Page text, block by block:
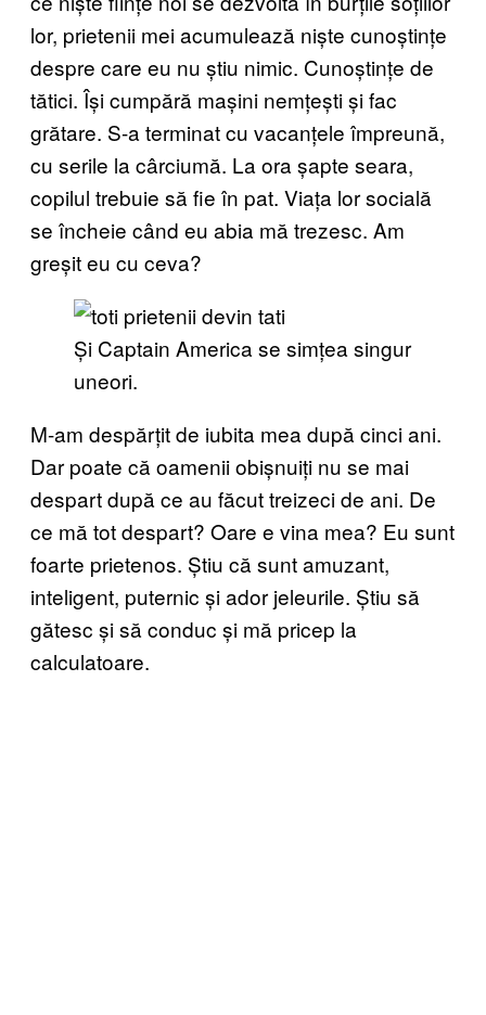
lor, prietenii mei acumulează niște cunoștințe
despre care eu nu știu nimic. Cunoștințe de
tătici. Își cumpără mașini nemțești și fac
grătare. S-a terminat cu vacanțele împreună,
cu serile la cârciumă. La ora șapte seara,
copilul trebuie să fie în pat. Viața lor socială
se încheie când eu abia mă trezesc. Am
greșit eu cu ceva?
Și Captain America se simțea singur
uneori.
M-am despărțit de iubita mea după cinci ani.
Dar poate că oamenii obișnuiți nu se mai
despart după ce au făcut treizeci de ani. De
ce mă tot despart? Oare e vina mea? Eu sunt
foarte prietenos. Știu că sunt amuzant,
inteligent, puternic și ador jeleurile. Știu să
gătesc și să conduc și mă pricep la
calculatoare.